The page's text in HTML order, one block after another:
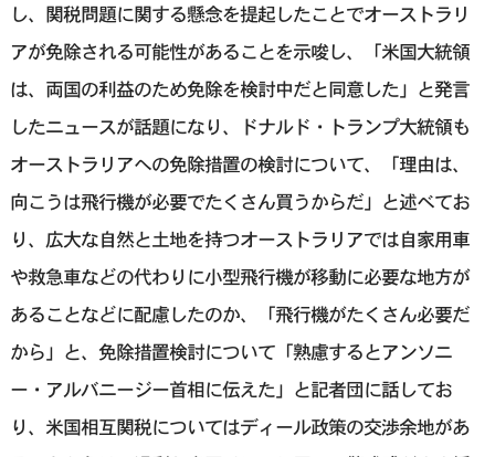
し、関税問題に関する懸念を提起したことでオーストラリ
アが免除される可能性があることを示唆し、「米国大統領
は、両国の利益のため免除を検討中だと同意した」と発言
したニュースが話題になり、ドナルド・トランプ大統領も
オーストラリアへの免除措置の検討について、「理由は、
向こうは飛行機が必要でたくさん買うからだ」と述べてお
り、広大な自然と土地を持つオーストラリアでは自家用車
や救急車などの代わりに小型飛行機が移動に必要な地方が
あることなどに配慮したのか、「飛行機がたくさん必要だ
から」と、免除措置検討について「熟慮するとアンソニ
ー・アルバニージー首相に伝えた」と記者団に話してお
り、米国相互関税についてはディール政策の交渉余地があ